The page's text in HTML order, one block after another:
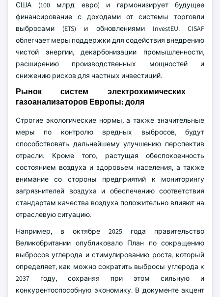
США (100 млрд евро) и гармонизирует будущее
финансирование с доходами от системы торговли
выбросами (ETS) и обновлениями InvestEU. CISAF
облегчает меры поддержки для содействия внедрению
чистой энергии, декарбонизации промышленности,
расширению производственных мощностей и
снижению рисков для частных инвестиций.
Рынок систем электрохимических
газоанализаторов Европы: доля
Строгие экологические нормы, а также значительные
меры по контролю вредных выбросов, будут
способствовать дальнейшему улучшению перспектив
отрасли. Кроме того, растущая обеспокоенность
состоянием воздуха и здоровьем населения, а также
внимание со стороны предприятий к мониторингу
загрязнителей воздуха и обеспечению соответствия
стандартам качества воздуха положительно влияют на
отраслевую ситуацию.
Например, в октябре 2025 года правительство
Великобритании опубликовало План по сокращению
выбросов углерода и стимулированию роста, который
определяет, как можно сократить выбросы углерода к
2037 году, сохраняя при этом сильную и
конкурентоспособную экономику. В документе акцент